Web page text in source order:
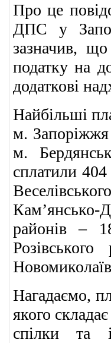
Про це
ДПС у
зазначив,
податку на
додаткові
Найбільші
м. Запоріжжя
м.
сплатили
районів –
Нагадаємо,
якого
спілки та